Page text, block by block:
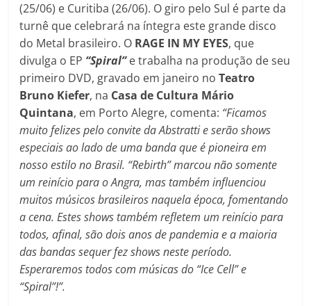
(25/06) e Curitiba (26/06). O giro pelo Sul é parte da
turnê que celebrará na íntegra este grande disco
do Metal brasileiro. O RAGE IN MY EYES, que
divulga o EP “Spiral”e trabalha na produção de seu
primeiro DVD, gravado em janeiro noTeatro
Bruno Kiefer, na Casa de Cultura Mário
Quintana, em Porto Alegre, comenta: “Ficamos
muito felizes pelo convite da Abstratti e serão shows
especiais ao lado de uma banda que é pioneira em
nosso estilo no Brasil. “Rebirth” marcou não somente
um reinício para o Angra, mas também influenciou
muitos músicos brasileiros naquela época, fomentando
a cena. Estes shows também refletem um reinício para
todos, afinal, são dois anos de pandemia e a maioria
das bandas sequer fez shows neste período.
Esperaremos todos com músicas do “Ice Cell” e
“Spiral”!”.